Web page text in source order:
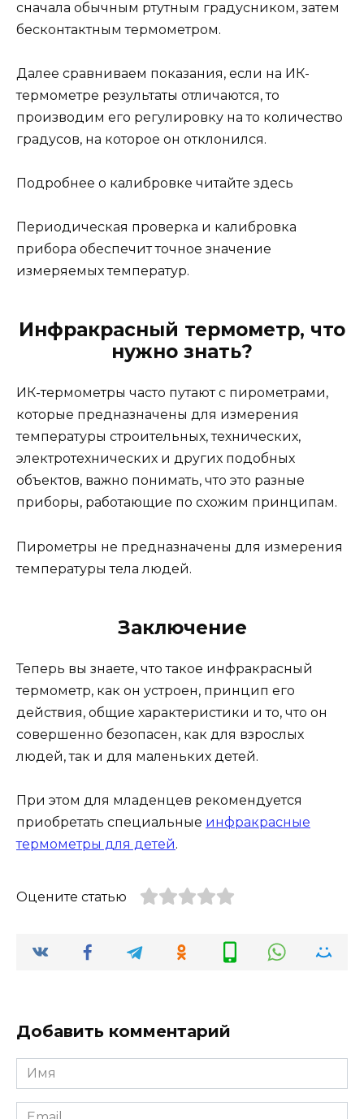
сначала обычным ртутным градусником, затем
бесконтактным термометром.
Далее сравниваем показания, если на ИК-
термометре результаты отличаются, то
производим его регулировку на то количество
градусов, на которое он отклонился.
Подробнее о калибровке читайте здесь
Периодическая проверка и калибровка
прибора обеспечит точное значение
измеряемых температур.
Инфракрасный термометр, что
нужно знать?
ИК-термометры часто путают с пирометрами,
которые предназначены для измерения
температуры строительных, технических,
электротехнических и других подобных
объектов, важно понимать, что это разные
приборы, работающие по схожим принципам.
Пирометры не предназначены для измерения
температуры тела людей.
Заключение
Теперь вы знаете, что такое инфракрасный
термометр, как он устроен, принцип его
действия, общие характеристики и то, что он
совершенно безопасен, как для взрослых
людей, так и для маленьких детей.
При этом для младенцев рекомендуется
приобретать специальные инфракрасные
термометры для детей.
Оцените статью
Добавить комментарий
Имя
*
Email